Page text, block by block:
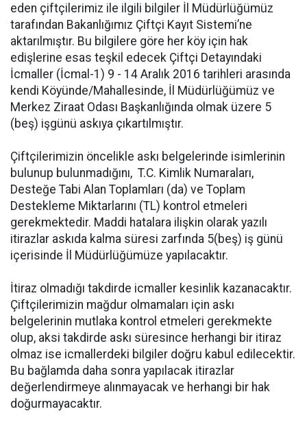
eden çiftçilerimiz ile ilgili bilgiler İl Müdürlüğümüz
tarafından Bakanlığımız Çiftçi Kayıt Sistemi’ne
aktarılmıştır. Bu bilgilere göre her köy için hak
edişlerine esas teşkil edecek Çiftçi Detayındaki
İcmaller (İcmal-1) 9 - 14 Aralık 2016 tarihleri arasında
kendi Köyünde/Mahallesinde, İl Müdürlüğümüz ve
Merkez Ziraat Odası Başkanlığında olmak üzere 5
(beş) işgünü askıya çıkartılmıştır.
Çiftçilerimizin öncelikle askı belgelerinde isimlerinin
bulunup bulunmadığını, T.C. Kimlik Numaraları,
Desteğe Tabi Alan Toplamları (da) ve Toplam
Destekleme Miktarlarını (TL) kontrol etmeleri
gerekmektedir. Maddi hatalara ilişkin olarak yazılı
itirazlar askıda kalma süresi zarfında 5(beş) iş günü
içerisinde İl Müdürlüğümüze yapılacaktır.
İtiraz olmadığı takdirde icmaller kesinlik kazanacaktır.
Çiftçilerimizin mağdur olmamaları için askı
belgelerinin mutlaka kontrol etmeleri gerekmekte
olup, aksi takdirde askı süresince herhangi bir itiraz
olmaz ise icmallerdeki bilgiler doğru kabul edilecektir.
Bu bağlamda daha sonra yapılacak itirazlar
değerlendirmeye alınmayacak ve herhangi bir hak
doğurmayacaktır.